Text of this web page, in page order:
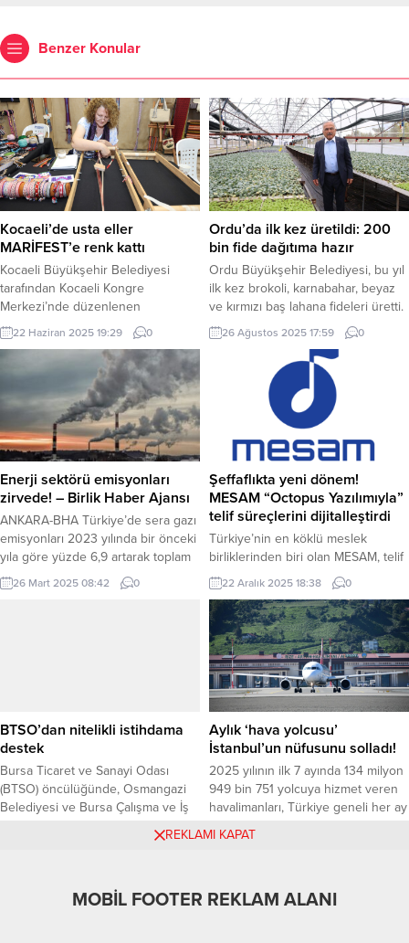
Benzer Konular
Kocaeli’de usta eller
MARİFEST’e renk kattı
Kocaeli Büyükşehir Belediyesi
tarafından Kocaeli Kongre
Merkezi’nde düzenlenen
MARİFEST25, bu yıl önemli bir
misyonu da üstlendi. Somut
olmayan kültürel mirasımızı yaşatan
usta sanatçılar, festivalde
eserleriyle herkesi büyüledi.
KOCAELİ (İGFA) – Kültür ve Turizm
Bakanlığı tarafından “Somut
Olmayan Kültürel Miras Taşıyıcıları”
olarak tanınan ve yüzyıllardır
devam eden sanat dallarını ustalıkla
icra...
22 Haziran 2025 19:29 0
Ordu’da ilk kez üretildi: 200
bin fide dağıtıma hazır
Ordu Büyükşehir Belediyesi, bu yıl
ilk kez brokoli, karnabahar, beyaz
ve kırmızı baş lahana fideleri üretti.
ORDU (İGFA) – Ordu Büyükşehir
Belediyesi, tarımsal üretimi
desteklemek amacıyla kurduğu
Fide Üretim Tesisi’nde bu yıl ilk kez
brokoli, karnabahar, beyaz baş
lahana ve kırmızı baş lahana fideleri
üretti. Başkan Dr. Mehmet Hilmi
26 Ağustos 2025 17:59 0
Enerji sektörü emisyonları
zirvede! – Birlik Haber Ajansı
ANKARA-BHA Türkiye’de sera gazı
emisyonları 2023 yılında bir önceki
yıla göre yüzde 6,9 artarak toplam
598,9 milyon ton karbondioksit
(CO2) eşdeğerine ulaştı. Enerji
emisyonların yüzde...
26 Mart 2025 08:42 0
Şeffaflıkta yeni dönem!
MESAM “Octopus Yazılımıyla”
telif süreçlerini dijitalleştirdi
Türkiye’nin en köklü meslek
birliklerinden biri olan MESAM, telif
hakları alanında devrim niteliğinde
bir adım atarak kendi sektör
yazılımını geliştirdi. “Octopus” adını
taşıyan bu yazılım sayesinde, telif
dağıtım süreçleri artık daha şeffaf,
hızlı ve güvenilir bir biçimde
yürütülüyor. Octopus ile Telif
Dağıtımı Artık Daha Şeffaf ve
Otomatik MESAM’ın yerli ve...
22 Aralık 2025 18:38 0
BTSO’dan nitelikli istihdama
destek
Bursa Ticaret ve Sanayi Odası
(BTSO) öncülüğünde, Osmangazi
Belediyesi ve Bursa Çalışma ve İş
ile işverenler ile iş arayanları aynı
Aylık ‘hava yolcusu’
İstanbul’un nüfusunu solladı!
2025 yılının ilk 7 ayında 134 milyon
949 bin 751 yolcuya hizmet veren
havalimanları, Türkiye geneli her ay
ağırladı. Havayolu ile seyahat eden
ANKARA (İGFA) – Ulaştırma ve
7 Ağustos 2025 18:39
REKLAMI KAPAT
MOBİL FOOTER REKLAM ALANI